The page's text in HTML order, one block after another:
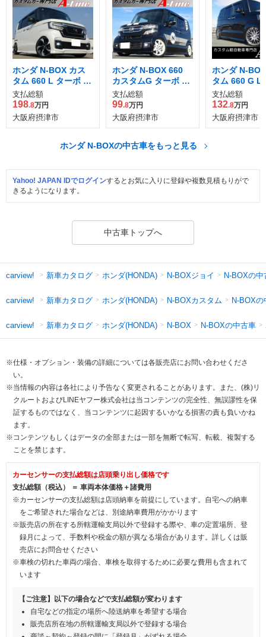
ホンダ N-BOX カス
タム 660 L ターボ コ
ーディネートスタイ
ル 4WD
支払総額
198.8万円
大阪府摂津市
ホンダ N-BOX 660
カスタムG ターボ L
パッケージ 4WD
支払総額
99.8万円
大阪府摂津市
ホンダ N-
タム 660 G L
ホンダセンシ
支払総額
132.8万円
大阪府摂津市
ホンダ N-BOXの中古車をもっと見る
Yahoo! JAPAN IDでログインするとお気に入りに登録や複数見積もりがで
きるようになります。
中古車トップへ
carview! 新車カタログ ホンダ(HONDA) N-BOXジョイ N-BOXの中
carview! 新車カタログ ホンダ(HONDA) N-BOXカスタム N-BOXの
carview! 新車カタログ ホンダ(HONDA) N-BOX N-BOXの中古車
※仕様・オプション・装備の詳細については各販売店にお問い合わせくださ
い。
※当情報の内容は各社により予告なく変更されることがあります。また、(株)リ
クルートおよびLINEヤフー株式会社は当コンテンツの完全性、無誤謬性を保
証するものではなく、当コンテンツに起因するいかなる損害の責も負いかね
ます。
※コンテンツもしくはデータの全部または一部を無断で転写、転載、複製する
ことを禁じます。
カーセンサーの支払総額は店頭乗り出し価格です
支払総額（税込） ＝ 車両本体価格＋諸費用
※カーセンサーの支払総額は店頭納車を前提にしています。自宅への納車
をご希望された場合などは、別途納車費用がかかります
※販売店の所在する所轄運輸支局以外で登録する際や、車の定置場所、登
録月によって、手数料や税金の額が異なる場合があります。詳しくは販
売店にお問合せください
※車検の切れた車両の場合、車検を取得するために必要な費用も含まれて
います
【ご注意】以下の場合などで支払総額が変わります
自宅などの指定の場所へ陸送納車を希望する場合
販売店所在地の所轄運輸支局以外で登録する場合